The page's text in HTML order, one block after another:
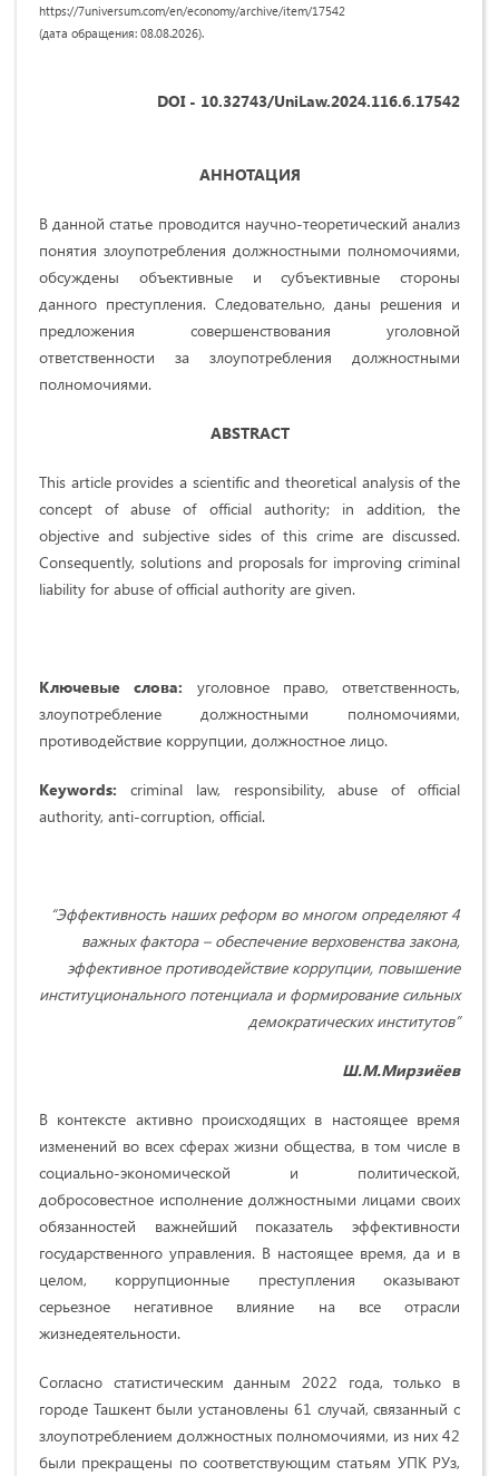
https://7universum.com/en/economy/archive/item/17542
(дата обращения: 08.08.2026).
DOI - 10.32743/UniLaw.2024.116.6.17542
АННОТАЦИЯ
В данной статье проводится научно-теоретический анализ
понятия злоупотребления должностными полномочиями,
обсуждены объективные и субъективные стороны
данного преступления. Следовательно, даны решения и
предложения совершенствования уголовной
ответственности за злоупотребления должностными
полномочиями.
ABSTRACT
This article provides a scientific and theoretical analysis of the
concept of abuse of official authority; in addition, the
objective and subjective sides of this crime are discussed.
Consequently, solutions and proposals for improving criminal
liability for abuse of official authority are given.
Ключевые слова: уголовное право, ответственность,
злоупотребление должностными полномочиями,
противодействие коррупции, должностное лицо.
Keywords: criminal law, responsibility, abuse of official
authority, anti-corruption, official.
“Эффективность наших реформ во многом определяют 4
важных фактора – обеспечение верховенства закона,
эффективное противодействие коррупции, повышение
институционального потенциала и формирование сильных
демократических институтов”
Ш.М.Мирзиёев
В контексте активно происходящих в настоящее время
изменений во всех сферах жизни общества, в том числе в
социально-экономической и политической,
добросовестное исполнение должностными лицами своих
обязанностей важнейший показатель эффективности
государственного управления. В настоящее время, да и в
целом, коррупционные преступления оказывают
серьезное негативное влияние на все отрасли
жизнедеятельности.
Согласно статистическим данным 2022 года, только в
городе Ташкент были установлены 61 случай, связанный с
злоупотреблением должностных полномочиями, из них 42
были прекращены по соответствующим статьям УПК РУз,